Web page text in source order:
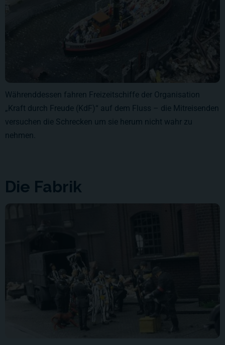
Währenddessen fahren Freizeitschiffe der Organisation
„Kraft durch Freude (KdF)“ auf dem Fluss – die Mitreisenden
versuchen die Schrecken um sie herum nicht wahr zu
nehmen.
Die Fabrik